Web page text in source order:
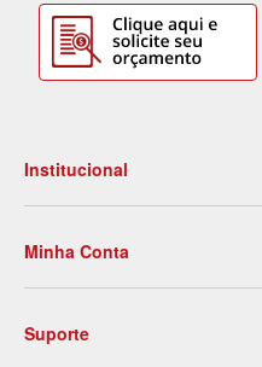
Institucional
Nossas Lojas
Serviços
Blog
Minha Conta
2ª Via de Boleto
Suporte